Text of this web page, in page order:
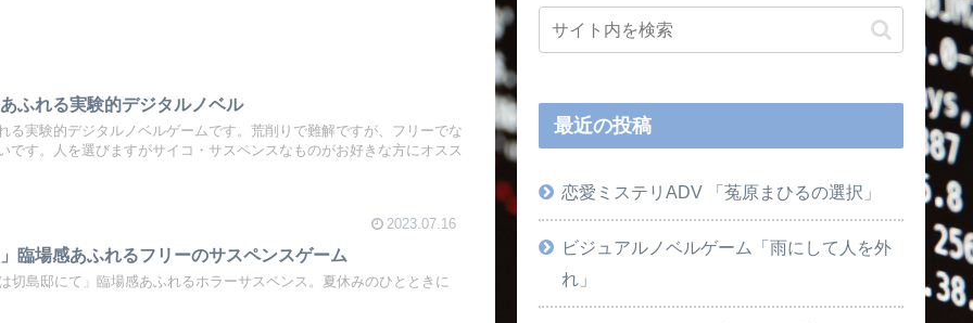
ふれる実験的デジタルノベル
実験的デジタルノベルゲームです。荒削りで難解ですが、フリーでな
です。人を選びますがサイコ・サスペンスなものがお好きな方にオスス
2023.07.16
臨場感あふれるフリーのサスペンスゲーム
切島邸にて」臨場感あふれるホラーサスペンス。夏休みのひとときに
最近の投稿
恋愛ミステリADV 「菟原まひるの選択」
ビジュアルノベルゲーム「雨にして人を外
れ」